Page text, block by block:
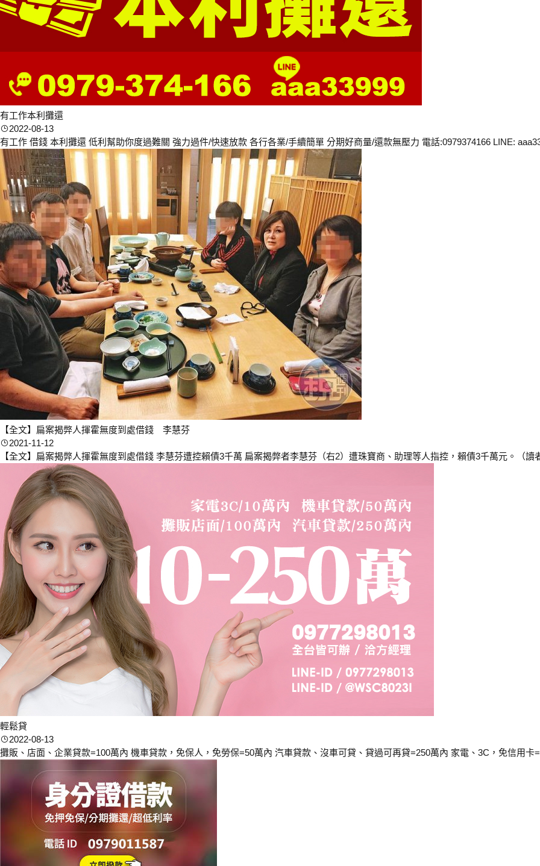
有工作本利攤還
2022-08-13
有工作 借錢 本利攤還 低利幫助你度過難關 強力過件/快速放款 各行各業/手續簡單 分期好商量/還款無壓力 電話:0979374166 LINE:
【全文】扁案揭弊人揮霍無度到處借錢 李慧芬
2021-11-12
【全文】扁案揭弊人揮霍無度到處借錢 李慧芬遭控賴債3千萬 扁案揭弊者李慧芬（右2）遭珠寶商、助理等人指控，賴債3千萬元。（
輕鬆貸
2022-08-13
攤販、店面、企業貸款=100萬內 機車貸款，免保人，免勞保=50萬內 汽車貸款、沒車可貸、貸過可再貸=250萬內 家電、3C，免信用卡